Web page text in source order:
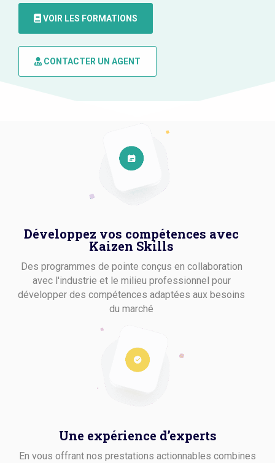
VOIR LES FORMATIONS
CONTACTER UN AGENT
Développez vos compétences avec
Kaizen Skills
Des programmes de pointe conçus en collaboration
avec l'industrie et le milieu professionnel pour
développer des compétences adaptées aux besoins
du marché
Une expérience d’experts
En vous offrant nos prestations actionnables combines